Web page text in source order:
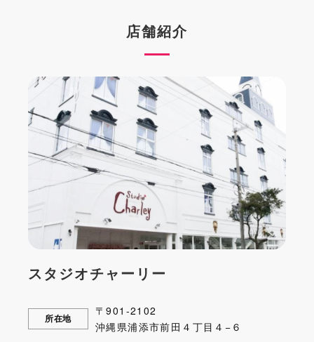
店舗紹介
スタジオチャーリー
所在地
〒901-2102
沖縄県浦添市前田４丁目４−６